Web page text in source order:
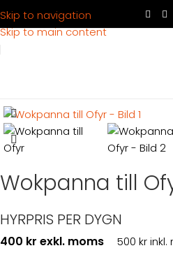
Skip to navigation
Skip to main content
Wokpanna till
HYRPRIS PER DYGN
400 kr exkl. moms 500 kr